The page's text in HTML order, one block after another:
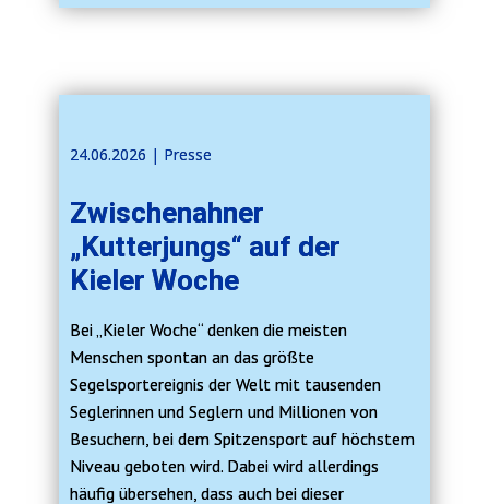
24.06.2026 | ​​Presse
Zwischenahner
„Kutterjungs“ auf der
Kieler Woche
Bei „Kieler Woche“ denken die meisten
Menschen spontan an das größte
Segelsportereignis der Welt mit tausenden
Seglerinnen und Seglern und Millionen von
Besuchern, bei dem Spitzensport auf höchstem
Niveau geboten wird. Dabei wird allerdings
häufig übersehen, dass auch bei dieser